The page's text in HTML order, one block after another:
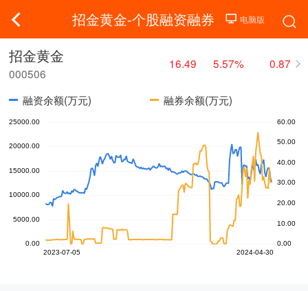
招金黄金-个股融资融券
招金黄金
000506
16.49 5.57% 0.87
融资余额(万元) 融券余额(万元)